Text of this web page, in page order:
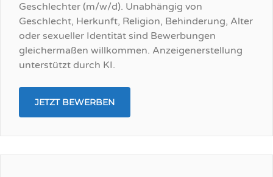
Geschlechter (m/w/d). Unabhängig von
Geschlecht, Herkunft, Religion, Behinderung, Alter
oder sexueller Identität sind Bewerbungen
gleichermaßen willkommen. Anzeigenerstellung
unterstützt durch KI.
JETZT BEWERBEN